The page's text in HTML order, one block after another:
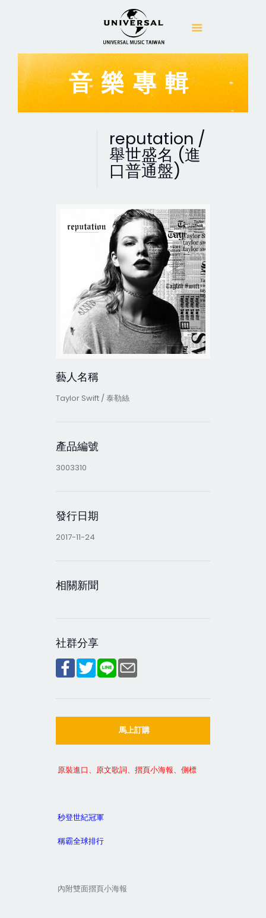
音樂專輯
reputation /
舉世盛名 (進
口普通盤)
藝人名稱
Taylor Swift / 泰勒絲
產品編號
3003310
發行日期
2017-11-24
相關新聞
社群分享
馬上訂購
原裝進口、原文歌詞、摺頁小海報、側標
秒登世紀冠軍
稱霸全球排行
內附雙面摺頁小海報